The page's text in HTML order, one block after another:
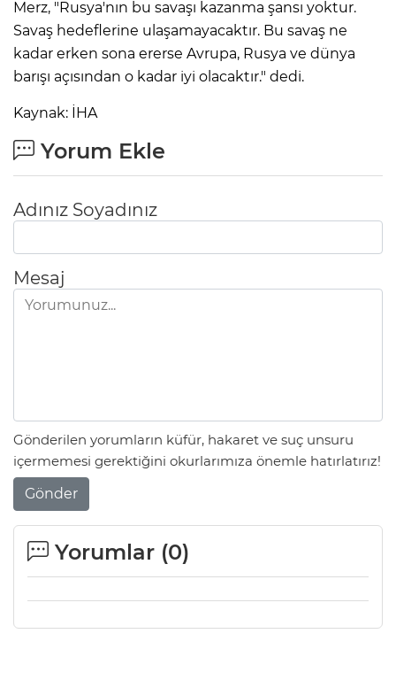
Merz, "Rusya'nın bu savaşı kazanma şansı yoktur.
Savaş hedeflerine ulaşamayacaktır. Bu savaş ne
kadar erken sona ererse Avrupa, Rusya ve dünya
barışı açısından o kadar iyi olacaktır." dedi.
Kaynak: İHA
Yorum Ekle
Adınız Soyadınız
Mesaj
Gönderilen yorumların küfür, hakaret ve suç unsuru
içermemesi gerektiğini okurlarımıza önemle hatırlatırız!
Gönder
Yorumlar (0)